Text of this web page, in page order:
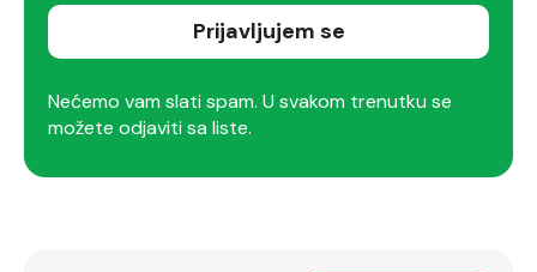
Prijavljujem se
Nećemo vam slati spam. U svakom trenutku se
možete odjaviti sa liste.